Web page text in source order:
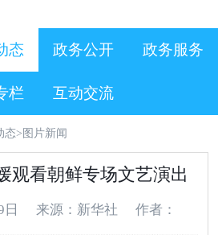
态 政务公开 政务服务
栏 互动交流
态> 图片新闻
观看朝鲜专场文艺演出
来源：新华社 作者：